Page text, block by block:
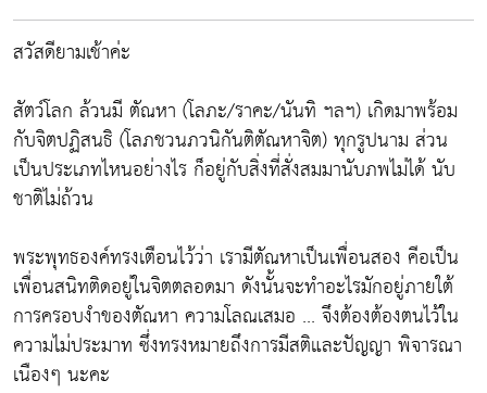
สวัสดียามเช้าค่ะ
สัตว์โลก ล้วนมี ตัณหา (โลภะ/ราคะ/นันทิ ฯลฯ) เกิดมาพร้อม
กับจิตปฏิสนธิ (โลภชวนภวนิกันติตัณหาจิต) ทุกรูปนาม ส่วน
เป็นประเภทไหนอย่างไร ก็อยู่กับสิ่งที่สั่งสมมานับภพไม่ได้ นับ
ชาติไม่ถ้วน
พระพุทธองค์ทรงเตือนไว้ว่า เรามีตัณหาเป็นเพื่อนสอง คีอเป็น
เพื่อนสนิทติดอยู่ในจิตตลอดมา ดังนั้นจะทำอะไรมักอยู่ภายใต้
การครอบงำของตัณหา ความโลณเสมอ ... จึงต้องต้องตนไว้ใน
ความไม่ประมาท ซึ่งทรงหมายถึงการมีสติและปัญญา พิจารณา
เนืองๆ นะคะ